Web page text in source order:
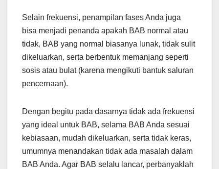
Selain frekuensi, penampilan fases Anda juga
bisa menjadi penanda apakah BAB normal atau
tidak, BAB yang normal biasanya lunak, tidak sulit
dikeluarkan, serta berbentuk memanjang seperti
sosis atau bulat (karena mengikuti bantuk saluran
pencernaan).
Dengan begitu pada dasarnya tidak ada frekuensi
yang ideal untuk BAB, selama BAB Anda sesuai
kebiasaan, mudah dikeluarkan, serta tidak keras,
umumnya menandakan tidak ada masalah dalam
BAB Anda. Agar BAB selalu lancar, perbanyaklah